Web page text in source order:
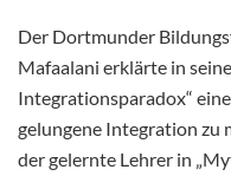
Der Dortmunder
Mafaalani erklärte in
Integrationsparadox“
gelungene Integration zu
der gelernte Lehrer in